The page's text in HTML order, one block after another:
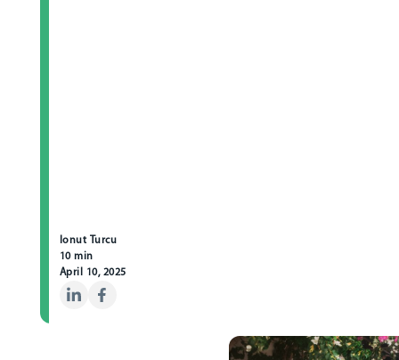
Ionut Turcu
10 min
April 10, 2025